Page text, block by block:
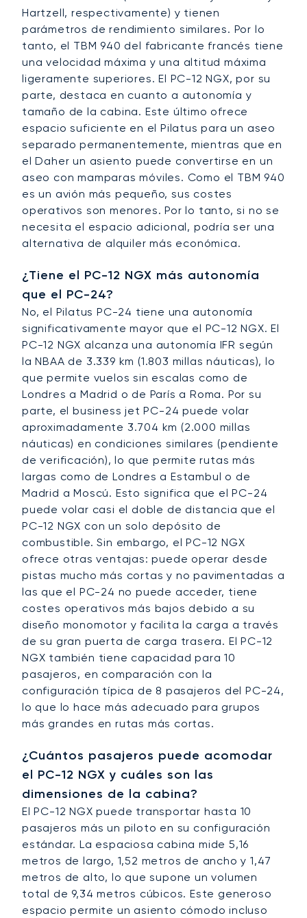
Hartzell, respectivamente) y tienen
parámetros de rendimiento similares. Por lo
tanto, el TBM 940 del fabricante francés tiene
una velocidad máxima y una altitud máxima
ligeramente superiores. El PC-12 NGX, por su
parte, destaca en cuanto a autonomía y
tamaño de la cabina. Este último ofrece
espacio suficiente en el Pilatus para un aseo
separado permanentemente, mientras que en
el Daher un asiento puede convertirse en un
aseo con mamparas móviles. Como el TBM 940
es un avión más pequeño, sus costes
operativos son menores. Por lo tanto, si no se
necesita el espacio adicional, podría ser una
alternativa de alquiler más económica.
¿Tiene el PC-12 NGX más autonomía
que el PC-24?
No, el Pilatus PC-24 tiene una autonomía
significativamente mayor que el PC-12 NGX. El
PC-12 NGX alcanza una autonomía IFR según
la NBAA de 3.339 km (1.803 millas náuticas), lo
que permite vuelos sin escalas como de
Londres a Madrid o de París a Roma. Por su
parte, el business jet PC-24 puede volar
aproximadamente 3.704 km (2.000 millas
náuticas) en condiciones similares (pendiente
de verificación), lo que permite rutas más
largas como de Londres a Estambul o de
Madrid a Moscú. Esto significa que el PC-24
puede volar casi el doble de distancia que el
PC-12 NGX con un solo depósito de
combustible. Sin embargo, el PC-12 NGX
ofrece otras ventajas: puede operar desde
pistas mucho más cortas y no pavimentadas a
las que el PC-24 no puede acceder, tiene
costes operativos más bajos debido a su
diseño monomotor y facilita la carga a través
de su gran puerta de carga trasera. El PC-12
NGX también tiene capacidad para 10
pasajeros, en comparación con la
configuración típica de 8 pasajeros del PC-24,
lo que lo hace más adecuado para grupos
más grandes en rutas más cortas.
¿Cuántos pasajeros puede acomodar
el PC-12 NGX y cuáles son las
dimensiones de la cabina?
El PC-12 NGX puede transportar hasta 10
pasajeros más un piloto en su configuración
estándar. La espaciosa cabina mide 5,16
metros de largo, 1,52 metros de ancho y 1,47
metros de alto, lo que supone un volumen
total de 9,34 metros cúbicos. Este generoso
espacio permite un asiento cómodo incluso